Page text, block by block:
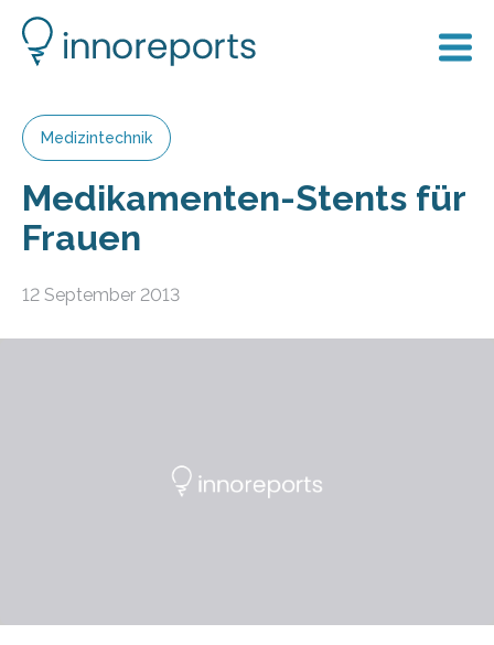
Medizintechnik
Medikamenten-Stents für
Frauen
12 September 2013